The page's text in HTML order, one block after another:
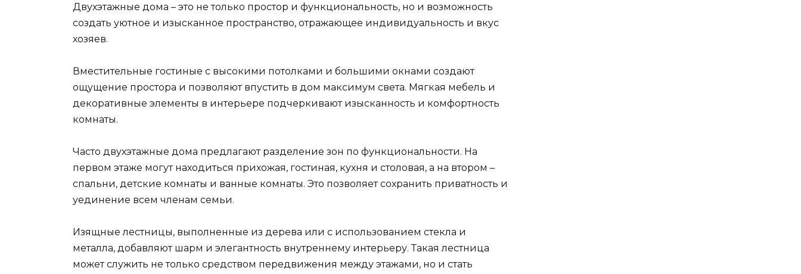
Двухэтажные дома – это не только простор и функциональность, но и возможность
создать уютное и изысканное пространство, отражающее индивидуальность и вкус
хозяев.
Вместительные гостиные с высокими потолками и большими окнами создают
ощущение простора и позволяют впустить в дом максимум света. Мягкая мебель и
декоративные элементы в интерьере подчеркивают изысканность и комфортность
комнаты.
Часто двухэтажные дома предлагают разделение зон по функциональности. На
первом этаже могут находиться прихожая, гостиная, кухня и столовая, а на втором –
спальни, детские комнаты и ванные комнаты. Это позволяет сохранить приватность и
уединение всем членам семьи.
Изящные лестницы, выполненные из дерева или с использованием стекла и
металла, добавляют шарм и элегантность внутреннему интерьеру. Такая лестница
может служить не только средством передвижения между этажами, но и стать